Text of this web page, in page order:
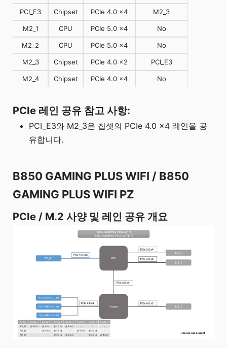
PCI_E3 Chipset PCIe 4.0 x4 M2_3
M2_1 CPU PCIe 5.0 x4 No
M2_2 CPU PCIe 5.0 x4 No
M2_3 Chipset PCIe 4.0 x2 PCI_E3
M2_4 Chipset PCIe 4.0 x4 No
PCIe 레인 공유 참고 사항:
PCI_E3와 M2_3은 칩셋의 PCIe 4.0 x4 레인을 공
유합니다.
B850 GAMING PLUS WIFI / B850
GAMING PLUS WIFI PZ
PCIe / M.2 사양 및 레인 공유 개요